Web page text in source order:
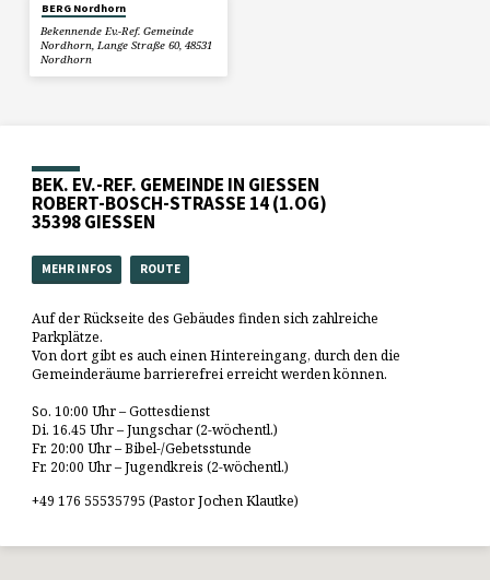
BERG Nordhorn
Bekennende Ev.-Ref. Gemeinde
Nordhorn, Lange Straße 60, 48531
Nordhorn
BEK. EV.-REF. GEMEINDE IN GIESSEN
ROBERT-BOSCH-STRASSE 14 (1.OG)
35398 GIESSEN
MEHR INFOS ROUTE
Auf der Rückseite des Gebäudes finden sich zahlreiche
Parkplätze.
Von dort gibt es auch einen Hintereingang, durch den die
Gemeinderäume barrierefrei erreicht werden können.
So. 10:00 Uhr – Gottesdienst
Di. 16.45 Uhr – Jungschar (2-wöchentl.)
Fr. 20:00 Uhr – Bibel-/Gebetsstunde
Fr. 20:00 Uhr – Jugendkreis (2-wöchentl.)
+49 176 55535795 (Pastor Jochen Klautke)